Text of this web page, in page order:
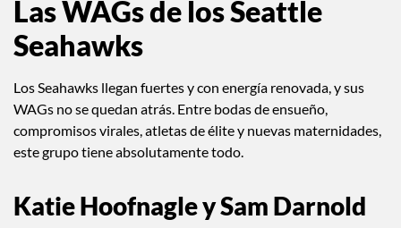
Ellas son las novias y esposas de los pilotos de
Las WAGs de los Seattle
Seahawks
Los Seahawks llegan fuertes y con energía renovada, y sus
compromisos virales, atletas de élite y nuevas maternidades,